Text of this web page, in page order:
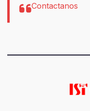
Contactanos